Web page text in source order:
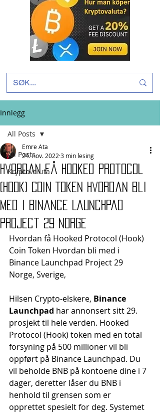
Innlegg
All Posts
Kryptovaluta
All Posts
Hvordan få Hooked Protocol
(Hook) Coin Token Hvordan bli
med i Binance Launchpad
Project 29 Norge
Emre Ata
24. nov. 2022 3 min lesing
Hvordan få Hooked Protocol (Hook)
Coin Token Hvordan bli med i
Binance Launchpad Project 29
Norge, Sverige,
Hilsen Crypto-elskere, Binance
Launchpad har annonsert sitt 29.
prosjekt til hele verden. Hooked
Protocol (Hook) token med en total
forsyning på 500 millioner vil bli
oppført på Binance Launchpad. Du
vil beholde BNB på kontoene dine i 7
dager, deretter låser du BNB i
henhold til grensen som er
opprettet spesielt for deg. Systemet